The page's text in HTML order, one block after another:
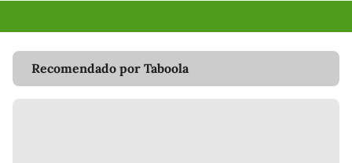
Recomendado por Taboola